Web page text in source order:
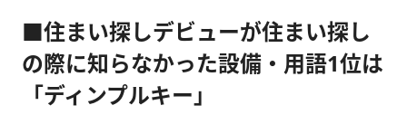
■住まい探しデビューが住まい探し
の際に知らなかった設備・用語1位は
「ディンプルキー」